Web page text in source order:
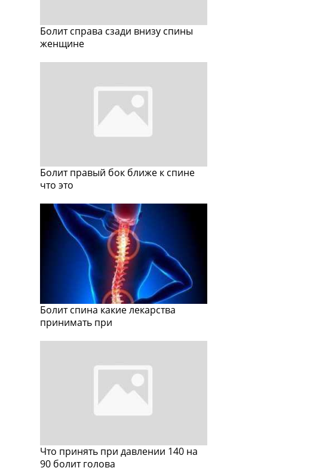
Болит справа сзади внизу спины
женщине
Болит правый бок ближе к спине
что это
Болит спина какие лекарства
принимать при
Что принять при давлении 140 на
90 болит голова